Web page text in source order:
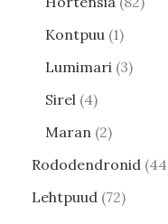
Kontpuu 1
Lumimari 3
Sirel 4
Maran 2
Rododendronid 44
Lehtpuud 72